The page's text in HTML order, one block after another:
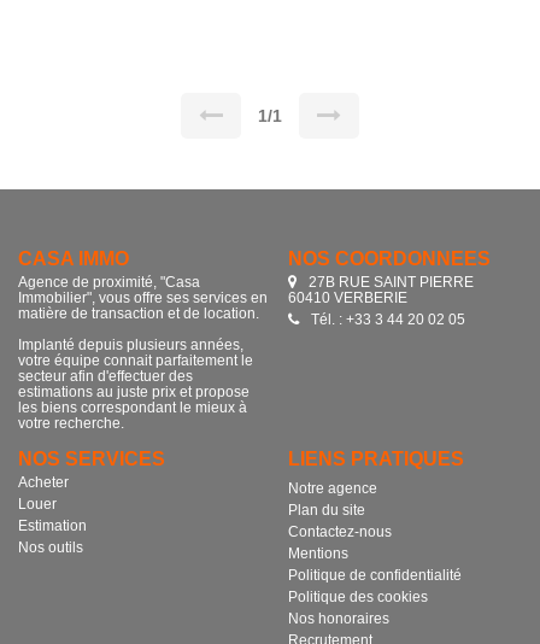
1/1
CASA IMMO
Agence de proximité, "Casa
Immobilier", vous offre ses services en
matière de transaction et de location.
Implanté depuis plusieurs années,
votre équipe connait parfaitement le
secteur afin d'effectuer des
estimations au juste prix et propose
les biens correspondant le mieux à
votre recherche.
NOS COORDONNÉES
27B RUE SAINT PIERRE
60410 VERBERIE
Tél. : +33 3 44 20 02 05
NOS SERVICES
Acheter
Louer
Estimation
Nos outils
LIENS PRATIQUES
Notre agence
Plan du site
Contactez-nous
Mentions
Politique de confidentialité
Politique des cookies
Nos honoraires